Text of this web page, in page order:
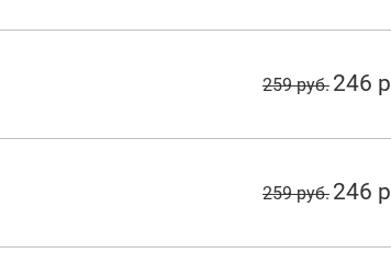
259 руб. 246
259 руб. 246